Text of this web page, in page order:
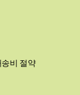
비 절약